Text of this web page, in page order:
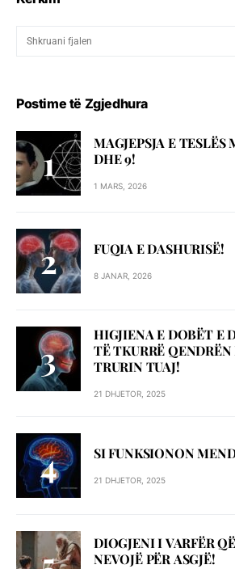
Postime të Zgjedhura
MAGJEPSJA E TESLËS
DHE 9!
1 MARS, 2026
FUQIA E DASHURISË!
8 JANAR, 2026
HIGJIENA E DOBËT E
TË TKURRË QENDRËN
TRURIN TUAJ!
21 DHJETOR, 2025
SI FUNKSIONON
21 DHJETOR, 2025
DIOGJENI I VARFËR
NEVOJË PËR ASGJË!